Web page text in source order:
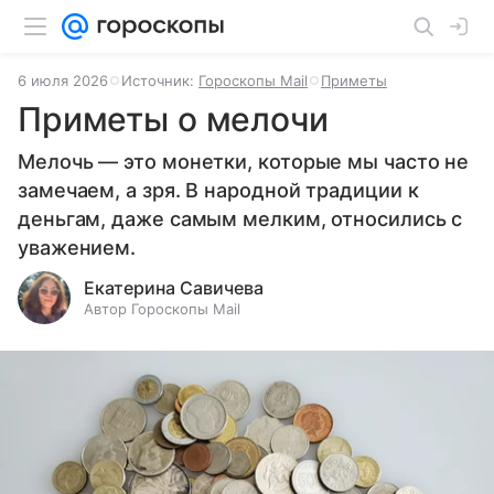
6 июля 2026 Источник: Гороскопы Mail Приметы
Приметы о мелочи
Мелочь — это монетки, которые мы часто не
замечаем, а зря. В народной традиции к
деньгам, даже самым мелким, относились с
уважением.
Екатерина Савичева
Автор Гороскопы Mail